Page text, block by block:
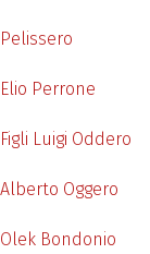
Pelissero
Elio Perrone
Figli Luigi Oddero
Alberto Oggero
Olek Bondonio